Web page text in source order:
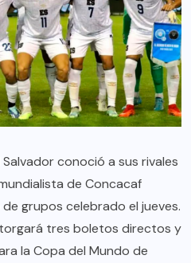
conoció a sus rivales
de Concacaf
grupos celebrado el jueves.
tres boletos directos y
la Copa del Mundo de